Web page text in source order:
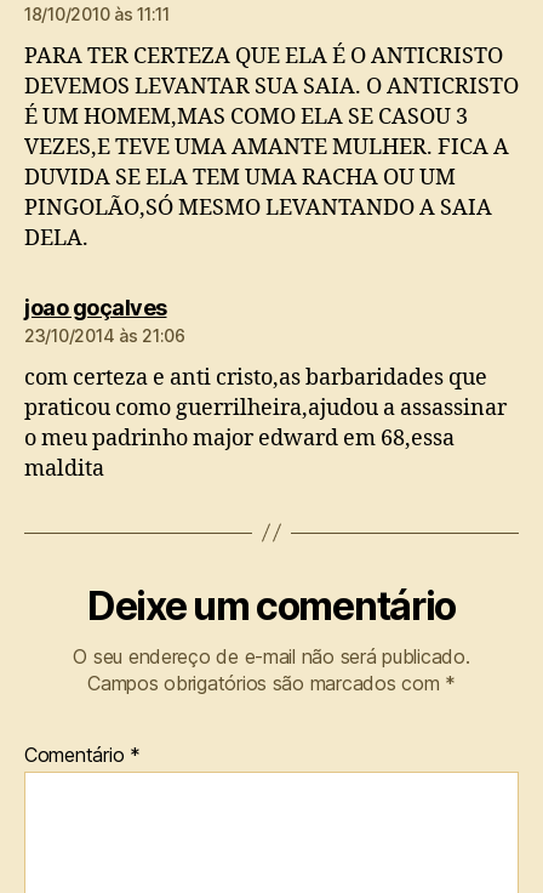
18/10/2010 às 11:11
PARA TER CERTEZA QUE ELA É O ANTICRISTO
DEVEMOS LEVANTAR SUA SAIA. O ANTICRISTO
É UM HOMEM,MAS COMO ELA SE CASOU 3
VEZES,E TEVE UMA AMANTE MULHER. FICA A
DUVIDA SE ELA TEM UMA RACHA OU UM
PINGOLÃO,SÓ MESMO LEVANTANDO A SAIA
DELA.
joao goçalvesdiz:
23/10/2014 às 21:06
com certeza e anti cristo,as barbaridades que
praticou como guerrilheira,ajudou a assassinar
o meu padrinho major edward em 68,essa
maldita
Deixe um comentário
O seu endereço de e-mail não será publicado.
Campos obrigatórios são marcados com *
Comentário *